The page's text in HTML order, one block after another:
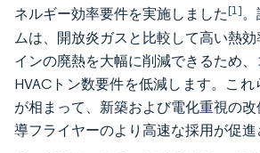
ネルギー効率要件を実施しました[1]。
ムは、開放炎ガスと比較して高い熱
インの廃熱を大幅に削減できるため
HVACトン数要件を低減します。こ
が相まって、新築および電化重視の
導フライヤーのより高速な採用が促進